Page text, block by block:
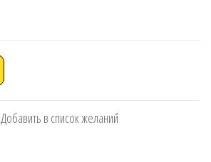
Добавить в список желаний